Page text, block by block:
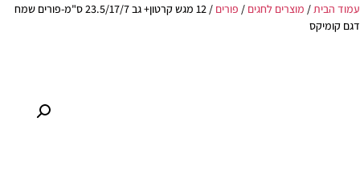
עמוד הבית/ מוצרים לחגים / פורים
/ 12 מגש קרטון+ גב 23.5/17/7 ס"מ-פורים שמח
דגם קומיקס